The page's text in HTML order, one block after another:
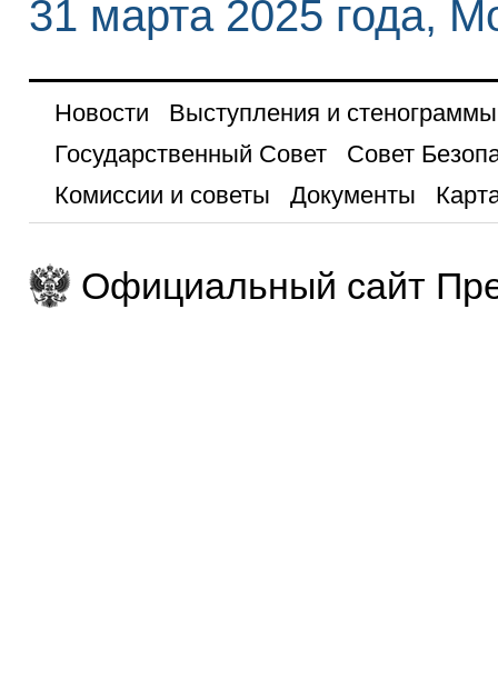
31 марта 2025 года,
Новости
Выступления и стенограммы
Государственный Совет
Совет
Комиссии и советы
Документы
Официальный сайт